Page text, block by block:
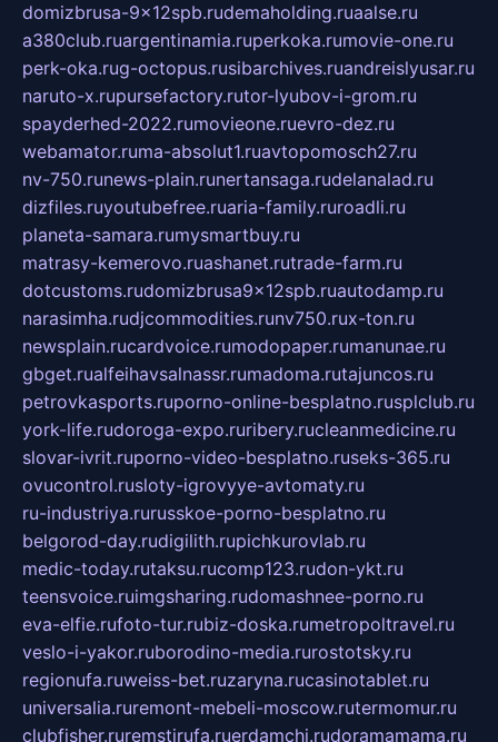
domizbrusa-9x12spb.rudemaholding.ruaalse.ru
a380club.ruargentinamia.ruperkoka.rumovie-one.ru
perk-oka.rug-octopus.rusibarchives.ruandreislyusar.ru
naruto-x.rupursefactory.rutor-lyubov-i-grom.ru
spayderhed-2022.rumovieone.ruevro-dez.ru
webamator.ruma-absolut1.ruavtopomosch27.ru
nv-750.runews-plain.runertansaga.rudelanalad.ru
dizfiles.ruyoutubefree.ruaria-family.ruroadli.ru
planeta-samara.rumysmartbuy.ru
matrasy-kemerovo.ruashanet.rutrade-farm.ru
dotcustoms.rudomizbrusa9x12spb.ruautodamp.ru
narasimha.rudjcommodities.runv750.rux-ton.ru
newsplain.rucardvoice.rumodopaper.rumanunae.ru
gbget.rualfeihavsalnassr.rumadoma.rutajuncos.ru
petrovkasports.ruporno-online-besplatno.rusplclub.ru
york-life.rudoroga-expo.ruribery.rucleanmedicine.ru
slovar-ivrit.ruporno-video-besplatno.ruseks-365.ru
ovucontrol.rusloty-igrovyye-avtomaty.ru
ru-industriya.rurusskoe-porno-besplatno.ru
belgorod-day.rudigilith.rupichkurovlab.ru
medic-today.rutaksu.rucomp123.rudon-ykt.ru
teensvoice.ruimgsharing.rudomashnee-porno.ru
eva-elfie.rufoto-tur.rubiz-doska.rumetropoltravel.ru
veslo-i-yakor.ruborodino-media.rurostotsky.ru
regionufa.ruweiss-bet.ruzaryna.rucasinotablet.ru
universalia.ruremont-mebeli-moscow.rutermomur.ru
clubfisher.ruremstirufa.ruerdamchi.rudoramamama.ru